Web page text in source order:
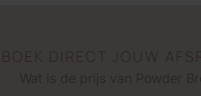
BOEK DIRECT JOUW
Wat is de prijs van Powder